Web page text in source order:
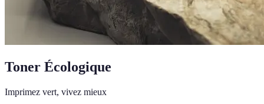
Toner Écologique
Imprimez vert, vivez mieux